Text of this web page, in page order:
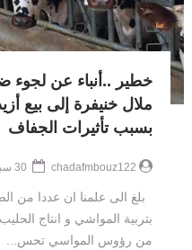
خطير ..أنباء عن لجوء
ملال خنيفرة إلى بيع
بسبب تأثيرات الجفاف
chadafmbouz122
بلغ الى علمنا ان عددا من
بتربية المواشي و انتاج
من رؤوس المواسي تحس...